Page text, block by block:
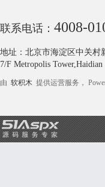
联系电话： 4008-
地址：北京市海淀区中关村
7/F Metropolis
由 软积木 提供运营服务，